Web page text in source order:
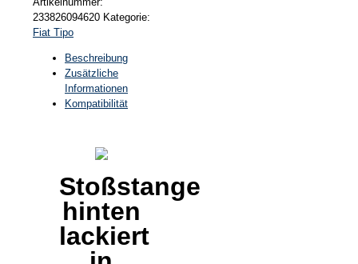
233826094620 Kategorie:
Fiat Tipo
Beschreibung
Zusätzliche
Informationen
Kompatibilität
Stoßstange
hinten
lackiert